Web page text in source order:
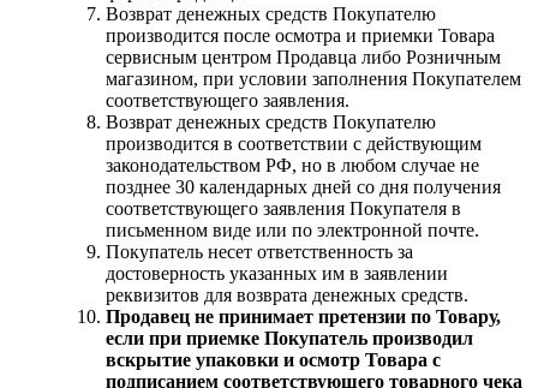
Возврат денежных средств Покупателю
производится после осмотра и приемки Товара
сервисным центром Продавца либо Розничным
магазином, при условии заполнения Покупателем
соответствующего заявления.
Возврат денежных средств Покупателю
производится в соответствии с действующим
законодательством РФ, но в любом случае не
позднее 30 календарных дней со дня получения
соответствующего заявления Покупателя в
письменном виде или по электронной почте.
Покупатель несет ответственность за
достоверность указанных им в заявлении
реквизитов для возврата денежных средств.
Продавец не принимает претензии по Товару,
если при приемке Покупатель производил
вскрытие упаковки и осмотр Товара с
подписанием соответствующего товарного чека